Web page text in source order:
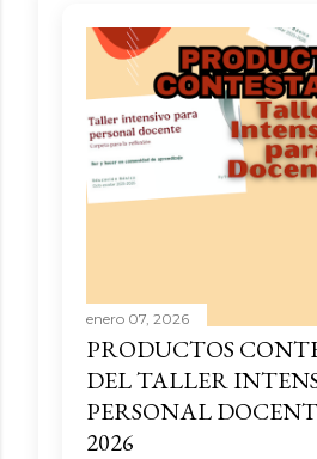
enero 07, 2026
PRODUCTOS
DEL TALLER
PERSONAL
2026